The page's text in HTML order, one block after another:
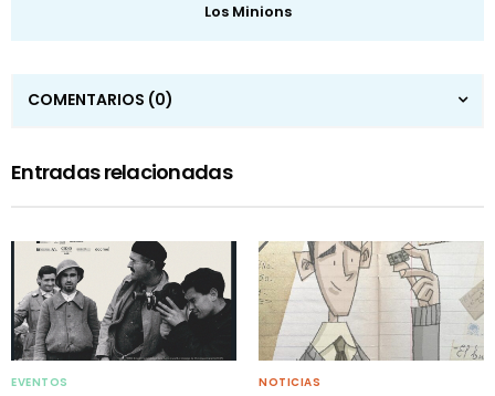
Los Minions
COMENTARIOS (0)
Entradas relacionadas
EVENTOS NOTICIAS